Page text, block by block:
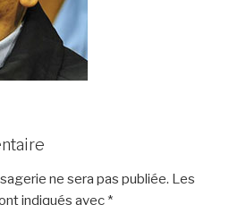
ne sera pas publiée. Les
indiqués avec *